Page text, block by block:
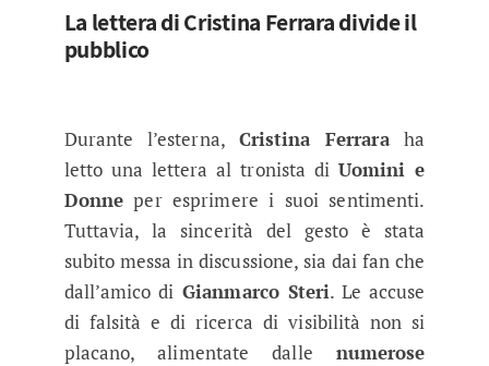
La lettera di Cristina Ferrara divide il
pubblico
Durante l’esterna, Cristina Ferraraha
letto una lettera al tronista di Uomini e
Donne per esprimere i suoi sentimenti.
Tuttavia, la sincerità del gesto è stata
subito messa in discussione, sia dai fan che
dall’amico di Gianmarco Steri. Le accuse
di falsità e di ricerca di visibilità non si
placano, alimentate dalle numerose